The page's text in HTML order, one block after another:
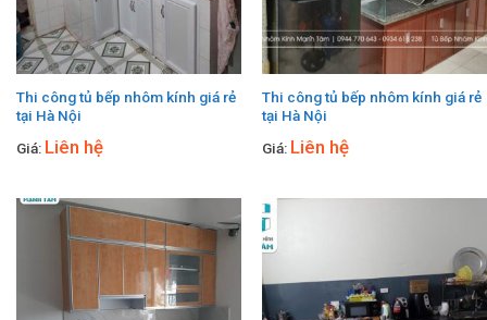
Thi công tủ bếp nhôm kính giá rẻ
tại Hà Nội
Giá: Liên hệ
Thi công tủ bếp nhôm kính giá rẻ
tại Hà Nội
Giá: Liên hệ